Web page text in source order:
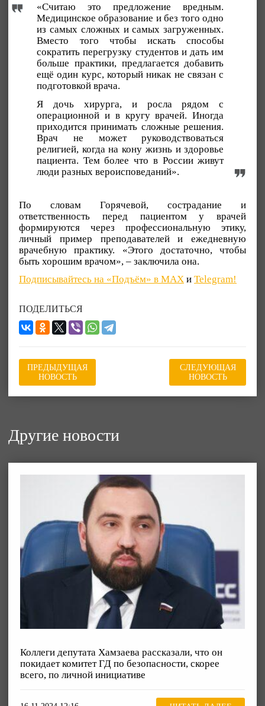
«Считаю это предложение вредным.
Медицинское образование и без того одно
из самых сложных и самых загруженных.
Вместо того чтобы искать способы
сократить перегрузку студентов и дать им
больше практики, предлагается добавить
ещё один курс, который никак не связан с
подготовкой врача.
Я дочь хирурга, и росла рядом с
операционной и в кругу врачей. Иногда
приходится принимать сложные решения.
Врач не может руководствоваться
религией, когда на кону жизнь и здоровье
пациента. Тем более что в России живут
люди разных вероисповеданий».
По словам Горячевой, сострадание и
ответственность перед пациентом у врачей
формируются через профессиональную этику,
личный пример преподавателей и ежедневную
врачебную практику. «Этого достаточно, чтобы
быть хорошим врачом», – заключила она.
Подписывайтесь на «Подъём» в MAX и Telegram!
ПОДЕЛИТЬСЯ
ПРЕДЫДУЩАЯ
НОВОСТЬ
СЛЕДУЮЩАЯ
НОВОСТЬ
Другие новости
Коллеги депутата Хамзаева рассказали, что он
покидает комитет ГД по безопасности, скорее
всего, по личной инициативе